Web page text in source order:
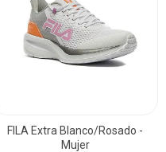
FILA Extra Blanco/Rosado -
Mujer